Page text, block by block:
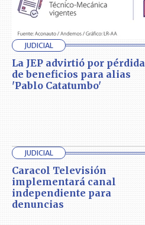
JUDICIAL
La JEP advirtió por pérdida
de beneficios para alias
'Pablo Catatumbo'
JUDICIAL
Caracol Televisión
implementará canal
independiente para
denuncias